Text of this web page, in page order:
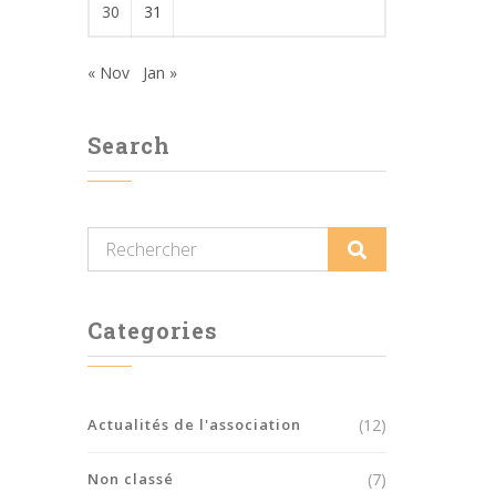
30 31
« Nov Jan »
Search
Categories
Actualités de l'association (12)
Non classé (7)